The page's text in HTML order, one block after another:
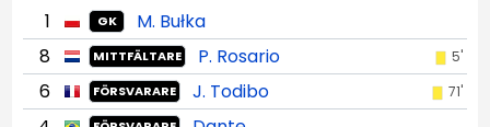
1 GK
M. Bułka
8
MITTFÄLTARE P. Rosario 5'
6 FÖRSVARARE J. Todibo 71'